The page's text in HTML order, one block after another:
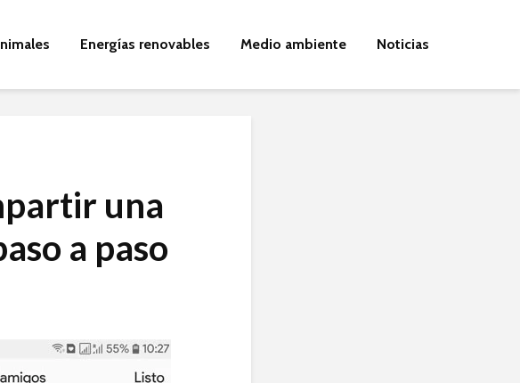
Energías renovables Medio ambiente Noticias
una
a paso